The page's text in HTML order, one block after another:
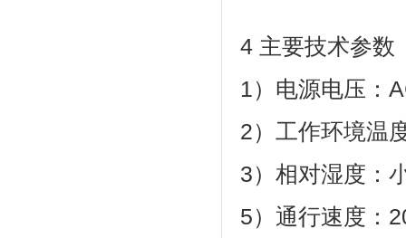
4 主要技术参数
1）电源电压：
2）工作环境温
3）相对湿度：
5）通行速度：